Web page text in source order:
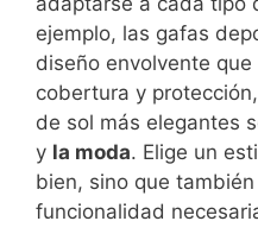
ejemplo, las gafas
diseño envolvente
cobertura y
de sol más elegantes
y la moda. Elige un
bien, sino que
funcionalidad